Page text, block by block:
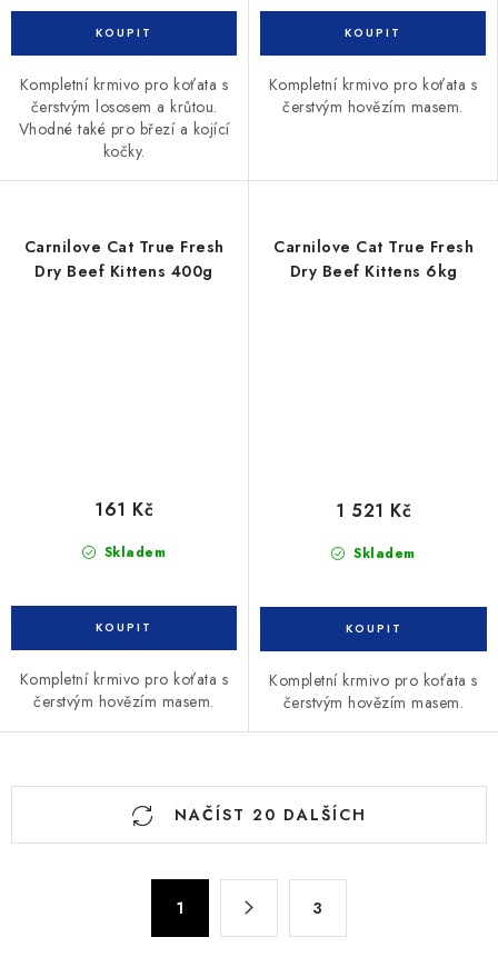
Kompletní krmivo pro koťata s
čerstvým lososem a krůtou.
Vhodné také pro březí a kojící
kočky.
Kompletní krmivo pro koťata s
čerstvým hovězím masem.
Carnilove Cat True Fresh
Dry Beef Kittens 400g
Skladem
161 Kč
Kompletní krmivo pro koťata s
čerstvým hovězím masem.
Carnilove Cat True Fresh
Dry Beef Kittens 6kg
Skladem
1 521 Kč
Kompletní krmivo pro koťata s
čerstvým hovězím masem.
O
NAČÍST 20 DALŠÍCH
1 3